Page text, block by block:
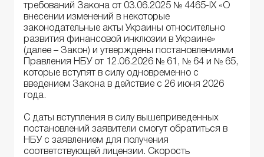
требований Закона от 03.06.2025 № 4465-IX «О
внесении изменений в некоторые
законодательные акты Украины относительно
развития финансовой инклюзии в Украине»
(далее – Закон) и утверждены постановлениями
Правления НБУ от 12.06.2026 № 61, № 64 и № 65,
которые вступят в силу одновременно с
введением Закона в действие с 26 июня 2026
года.
С даты вступления в силу вышеприведенных
постановлений заявители смогут обратиться в
НБУ с заявлением для получения
соответствующей лицензии. Скорость